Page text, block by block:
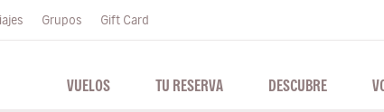
Grupos Gift Card
VUELOS TU RESERVA DESCUBRE